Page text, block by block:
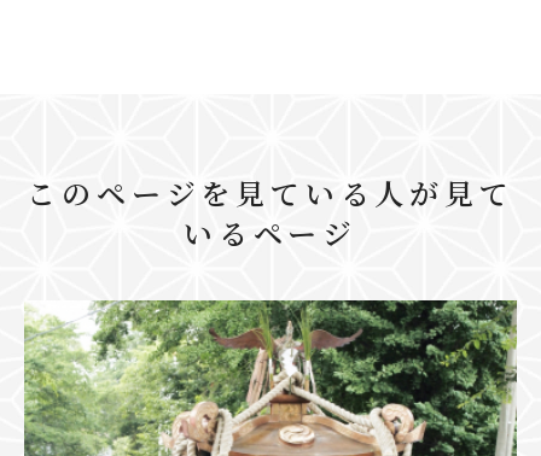
このページを見ている人が見て
いるページ